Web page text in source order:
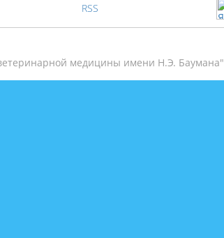
RSS
медицины имени Н.Э. Баумана"